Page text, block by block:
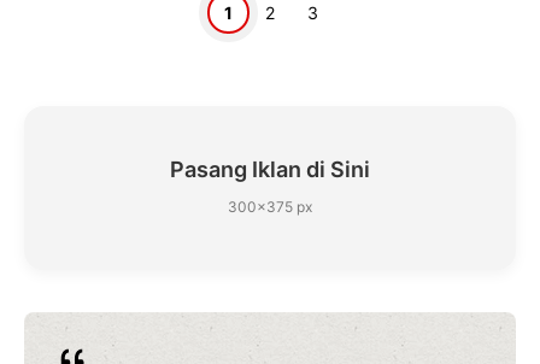
Halaman
1 Halaman
2 Halaman
3
Pasang Iklan di Sini
300×375 px